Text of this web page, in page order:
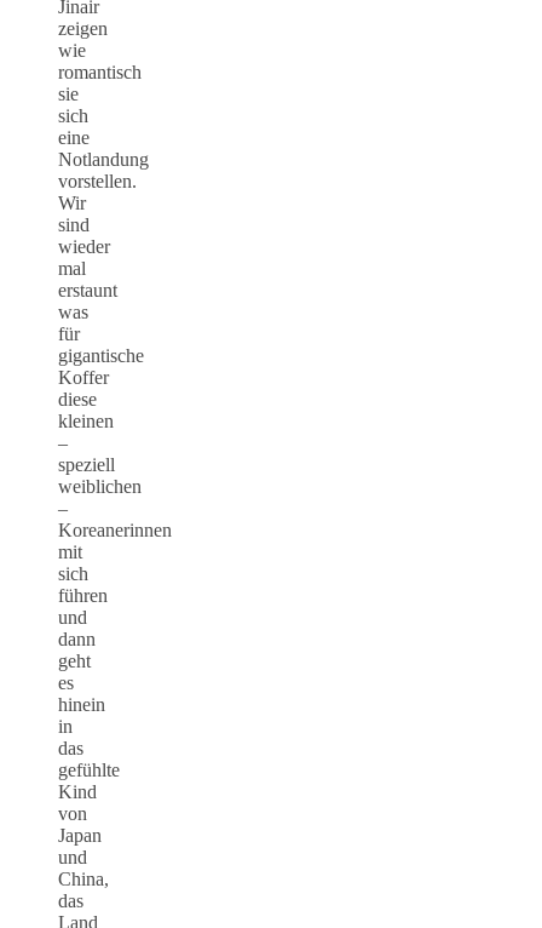
Jinair
zeigen
wie
romantisch
sie
sich
eine
Notlandung
vorstellen.
Wir
sind
wieder
mal
erstaunt
was
für
gigantische
Koffer
diese
kleinen
–
speziell
weiblichen
–
Koreanerinnen
mit
sich
führen
und
dann
geht
es
hinein
in
das
gefühlte
Kind
von
Japan
und
China,
das
Land